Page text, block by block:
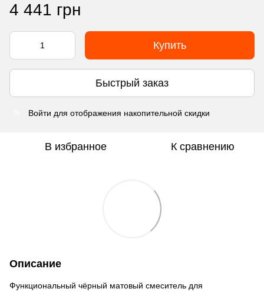
4 441 грн
Купить
Быстрый заказ
Войти для отображения накопительной скидки
В избранное К сравнению
Описание
Функциональный чёрный матовый смеситель для